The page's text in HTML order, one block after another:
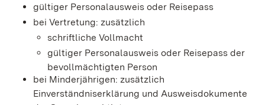
gültiger Personalausweis oder Reisepass
bei Vertretung: zusätzlich
schriftliche Vollmacht
gültiger Personalausweis oder Reisepass der
bevollmächtigten Person
bei Minderjährigen: zusätzlich
Einverständniserklärung und Ausweisdokumente